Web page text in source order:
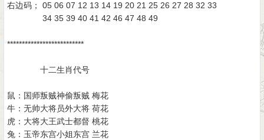
右边码； 05 06 07 12 13 14 19 20 21 25 26 27 28 32 33
34 35 39 40 41 42 46 47 48 49
**************************
十二生肖代号
鼠：国师叛贼神偷叛贼 梅花
牛：无帅大将员外大将 荷花
虎：大将大王武士都督 桃花
兔：玉帝东宫小姐东宫 兰花